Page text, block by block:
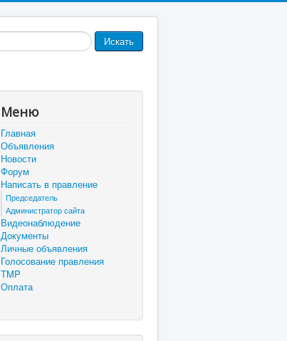
Искать
Меню
Главная
Объявления
Новости
Форум
Написать в правление
Председатель
Администратор сайта
Видеонаблюдение
Документы
Личные объявления
Голосование правления
TMP
Оплата